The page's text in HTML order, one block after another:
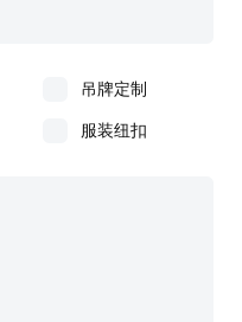
鞋帽标签等产品厂家
装袋批发定制以及服
接来自全球的订单，
吊牌定制
服装纽扣